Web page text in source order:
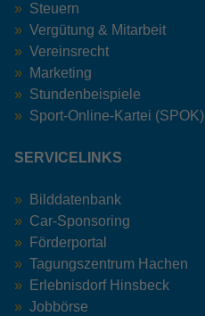
Steuern
Vergütung & Mitarbeit
Vereinsrecht
Marketing
Stundenbeispiele
Sport-Online-Kartei (SPOK)
SERVICELINKS
Bilddatenbank
Car-Sponsoring
Förderportal
Tagungszentrum Hachen
Erlebnisdorf Hinsbeck
Jobbörse